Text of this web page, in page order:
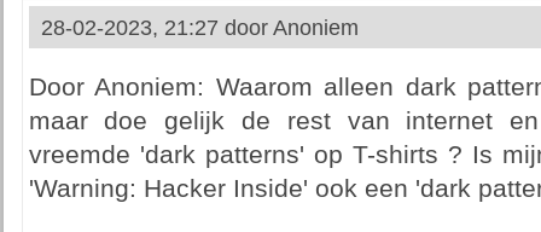
28-02-2023, 21:27 door Anoniem
Door Anoniem: Waarom alleen dark
maar doe gelijk de rest van internet
vreemde 'dark patterns' op T-shirts ? Is
'Warning: Hacker Inside' ook een 'dark